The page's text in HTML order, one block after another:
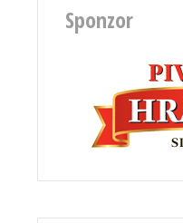
Sponzor